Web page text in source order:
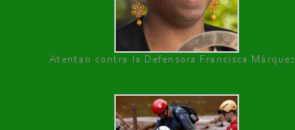
Atentan contra la Defensora Francisca Márquez